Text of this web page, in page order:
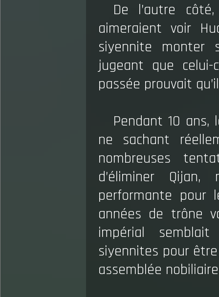
De l’autre
aimeraient voir
siyennite monter
jugeant que
passée prouvait
Pendant 10 ans,
ne sachant
nombreuses
d’éliminer
performante pour
années de trône
impérial
siyennites pour
assemblée